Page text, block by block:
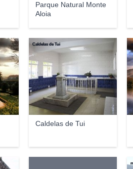
Parque Natural Monte
Aloia
Caldelas de Tui
Caldelas de Tui